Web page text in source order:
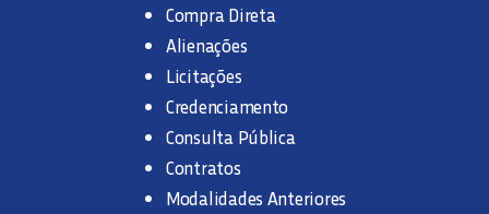
Compra Direta
Alienações
Licitações
Credenciamento
Consulta Pública
Contratos
Modalidades Anteriores